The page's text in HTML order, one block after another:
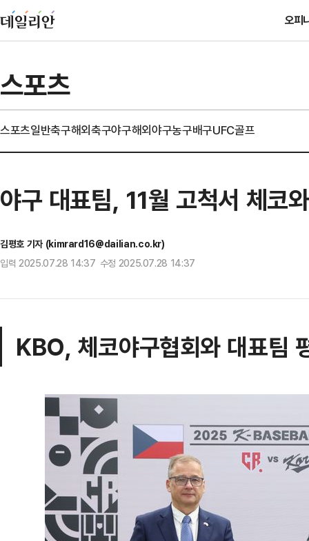
오피
스포츠
스포츠일반축구해외축구야구해외야구농구배구UFC골프
야구 대표팀, 11월 고척서 체코
김평호 기자 (kimrard16@dailian.co.kr)
입력 2025.07.28 14:37 수정 2025.07.28 14:37
KBO, 체코야구협회와 대표팀